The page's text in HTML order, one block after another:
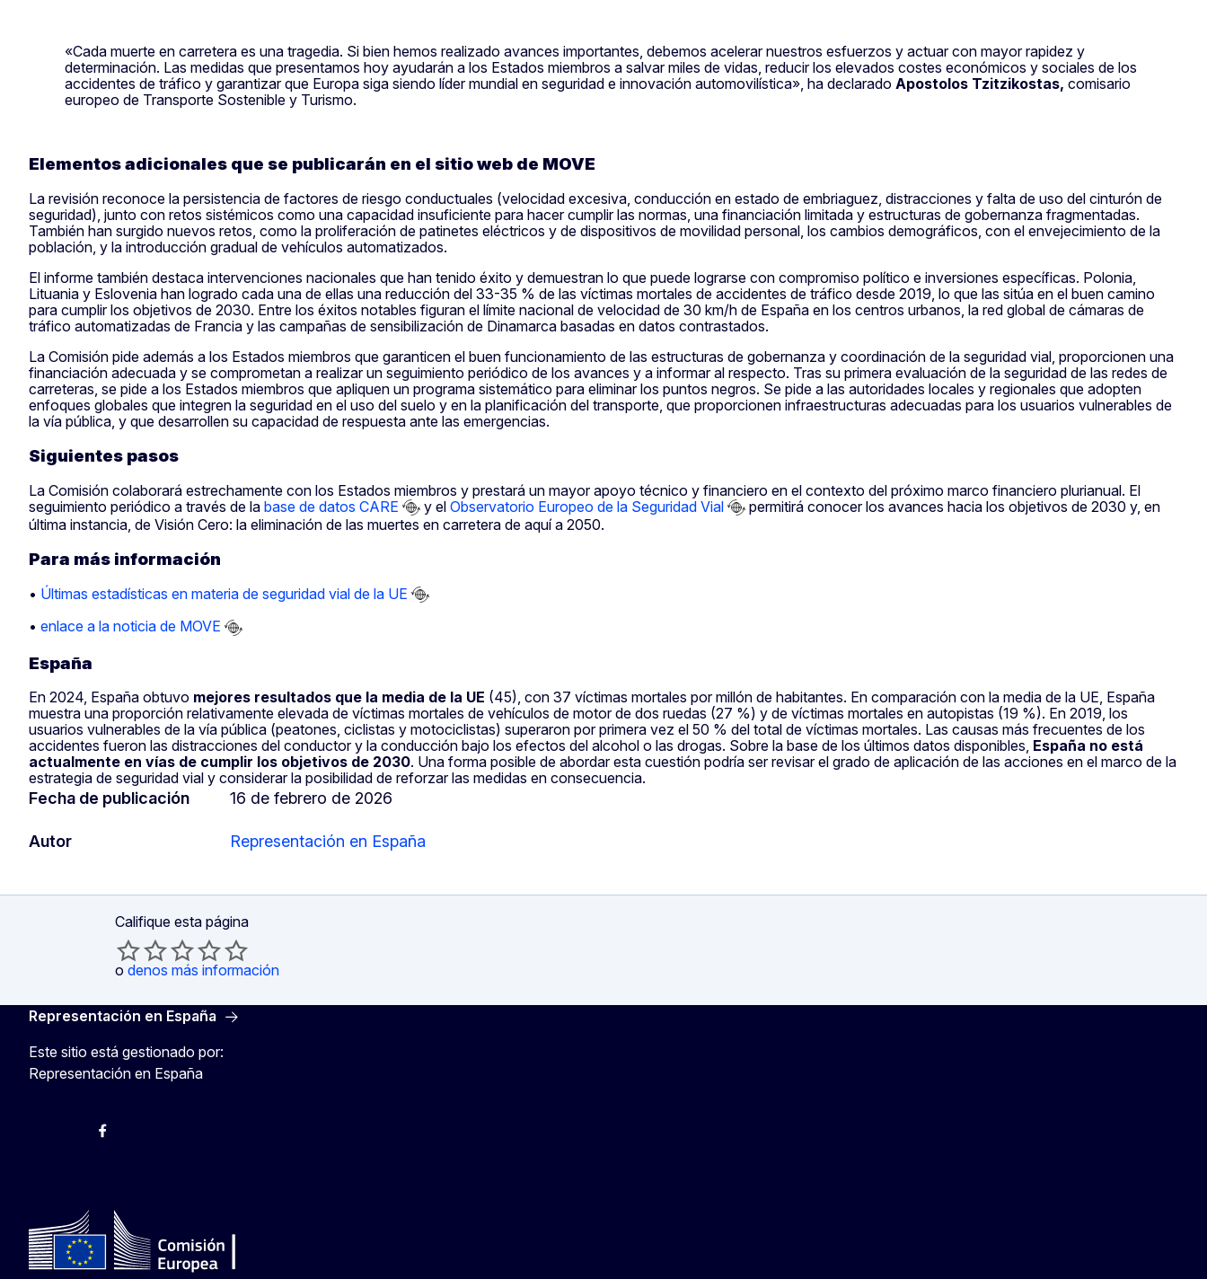
«Cada muerte en carretera es una tragedia. Si bien hemos realizado avances importantes, debemos acelerar nuestros esfuerzos y actuar con mayor rapidez y
determinación. Las medidas que presentamos hoy ayudarán a los Estados miembros a salvar miles de vidas, reducir los elevados costes económicos y sociales de los
accidentes de tráfico y garantizar que Europa siga siendo líder mundial en seguridad e innovación automovilística», ha declarado Apostolos Tzitzikostas, comisario
europeo de Transporte Sostenible y Turismo.
Elementos adicionales que se publicarán en el sitio web de MOVE
La revisión reconoce la persistencia de factores de riesgo conductuales (velocidad excesiva, conducción en estado de embriaguez, distracciones y falta de uso del cinturón de
seguridad), junto con retos sistémicos como una capacidad insuficiente para hacer cumplir las normas, una financiación limitada y estructuras de gobernanza fragmentadas.
También han surgido nuevos retos, como la proliferación de patinetes eléctricos y de dispositivos de movilidad personal, los cambios demográficos, con el envejecimiento de la
población, y la introducción gradual de vehículos automatizados.
El informe también destaca intervenciones nacionales que han tenido éxito y demuestran lo que puede lograrse con compromiso político e inversiones específicas. Polonia,
Lituania y Eslovenia han logrado cada una de ellas una reducción del 33-35 % de las víctimas mortales de accidentes de tráfico desde 2019, lo que las sitúa en el buen camino
para cumplir los objetivos de 2030. Entre los éxitos notables figuran el límite nacional de velocidad de 30 km/h de España en los centros urbanos, la red global de cámaras de
tráfico automatizadas de Francia y las campañas de sensibilización de Dinamarca basadas en datos contrastados.
La Comisión pide además a los Estados miembros que garanticen el buen funcionamiento de las estructuras de gobernanza y coordinación de la seguridad vial, proporcionen una
financiación adecuada y se comprometan a realizar un seguimiento periódico de los avances y a informar al respecto. Tras su primera evaluación de la seguridad de las redes de
carreteras, se pide a los Estados miembros que apliquen un programa sistemático para eliminar los puntos negros. Se pide a las autoridades locales y regionales que adopten
enfoques globales que integren la seguridad en el uso del suelo y en la planificación del transporte, que proporcionen infraestructuras adecuadas para los usuarios vulnerables de
la vía pública, y que desarrollen su capacidad de respuesta ante las emergencias.
Siguientes pasos
La Comisión colaborará estrechamente con los Estados miembros y prestará un mayor apoyo técnico y financiero en el contexto del próximo marco financiero plurianual. El
seguimiento periódico a través de la base de datos CARE y el Observatorio Europeo de la Seguridad Vial
permitirá conocer los avances hacia los objetivos de 2030 y, en
última instancia, de Visión Cero: la eliminación de las muertes en carretera de aquí a 2050.
Para más información
• Últimas estadísticas en materia de seguridad vial de la UE
• enlace a la noticia de MOVE
España
En 2024, España obtuvo mejores resultados que la media de la UE (45), con 37 víctimas mortales por millón de habitantes. En comparación con la media de la UE, España
muestra una proporción relativamente elevada de víctimas mortales de vehículos de motor de dos ruedas (27 %) y de víctimas mortales en autopistas (19 %). En 2019, los
usuarios vulnerables de la vía pública (peatones, ciclistas y motociclistas) superaron por primera vez el 50 % del total de víctimas mortales. Las causas más frecuentes de los
accidentes fueron las distracciones del conductor y la conducción bajo los efectos del alcohol o las drogas. Sobre la base de los últimos datos disponibles, España no está
actualmente en vías de cumplir los objetivos de 2030. Una forma posible de abordar esta cuestión podría ser revisar el grado de aplicación de las acciones en el marco de la
estrategia de seguridad vial y considerar la posibilidad de reforzar las medidas en consecuencia.
Fecha de publicación 16 de febrero de 2026
Autor Representación en España
Califique esta página
o denos más información
Representación en España
Este sitio está gestionado por:
Representación en España
@ComisionEuropea
Espacio Europa
Comisión Europea en España